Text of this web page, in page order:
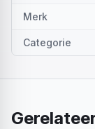
Merk
Categorie